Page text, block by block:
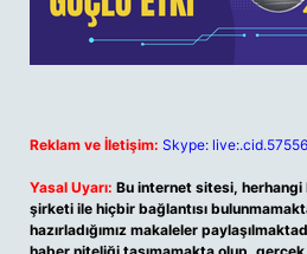
Reklam ve İletişim: Skype:
Yasal Uyarı: Bu internet sitesi, herhangi
şirketi ile hiçbir bağlantısı
hazırladığımız makaleler